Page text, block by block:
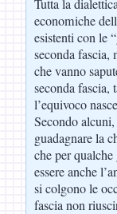
Tutta la
economiche
esistenti con le
seconda fascia,
che vanno
seconda fascia,
l’equivoco
Secondo
guadagnare la
che per
essere anche
si colgono le
fascia non